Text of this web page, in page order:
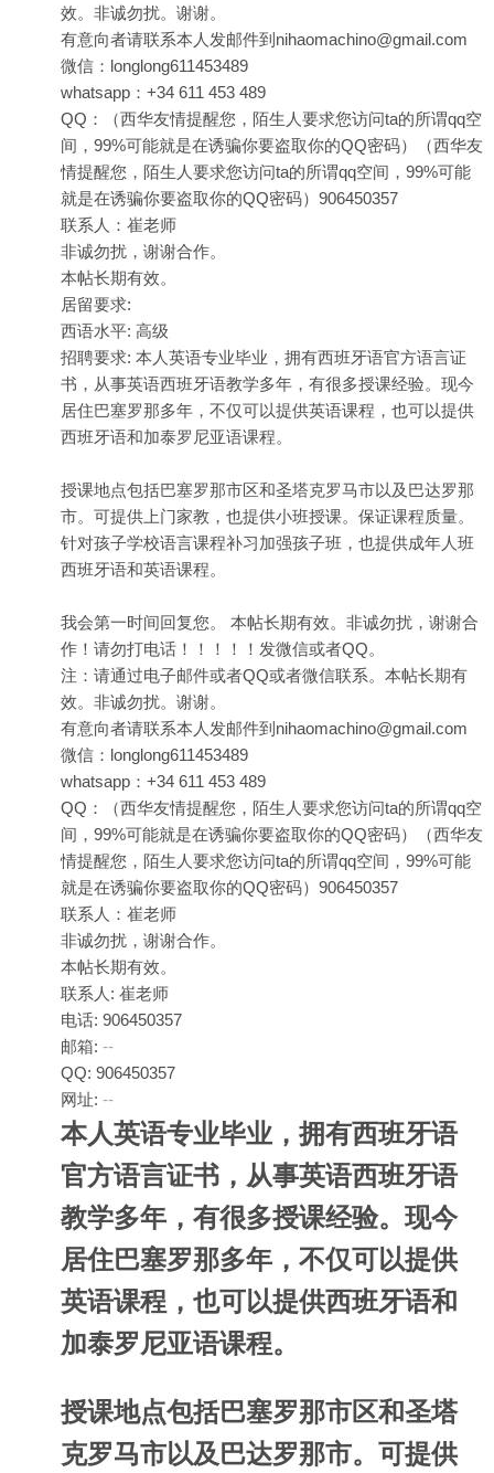
效。非诚勿扰。谢谢。
有意向者请联系本人发邮件到nihaomachino@gmail.com
微信：longlong611453489
whatsapp：+34 611 453 489
QQ：（西华友情提醒您，陌生人要求您访问ta的所谓qq空
间，99%可能就是在诱骗你要盗取你的QQ密码）（西华友
情提醒您，陌生人要求您访问ta的所谓qq空间，99%可能
就是在诱骗你要盗取你的QQ密码）906450357
联系人：崔老师
非诚勿扰，谢谢合作。
本帖长期有效。
居留要求:
西语水平: 高级
招聘要求: 本人英语专业毕业，拥有西班牙语官方语言证
书，从事英语西班牙语教学多年，有很多授课经验。现今
居住巴塞罗那多年，不仅可以提供英语课程，也可以提供
西班牙语和加泰罗尼亚语课程。
授课地点包括巴塞罗那市区和圣塔克罗马市以及巴达罗那
市。可提供上门家教，也提供小班授课。保证课程质量。
针对孩子学校语言课程补习加强孩子班，也提供成年人班
西班牙语和英语课程。
我会第一时间回复您。 本帖长期有效。非诚勿扰，谢谢合
作！请勿打电话！！！！！发微信或者QQ。
注：请通过电子邮件或者QQ或者微信联系。本帖长期有
效。非诚勿扰。谢谢。
有意向者请联系本人发邮件到nihaomachino@gmail.com
微信：longlong611453489
whatsapp：+34 611 453 489
QQ：（西华友情提醒您，陌生人要求您访问ta的所谓qq空
间，99%可能就是在诱骗你要盗取你的QQ密码）（西华友
情提醒您，陌生人要求您访问ta的所谓qq空间，99%可能
就是在诱骗你要盗取你的QQ密码）906450357
联系人：崔老师
非诚勿扰，谢谢合作。
本帖长期有效。
联系人: 崔老师
电话: 906450357
邮箱: --
QQ: 906450357
网址: --
本人英语专业毕业，拥有西班牙语
官方语言证书，从事英语西班牙语
教学多年，有很多授课经验。现今
居住巴塞罗那多年，不仅可以提供
英语课程，也可以提供西班牙语和
加泰罗尼亚语课程。
授课地点包括巴塞罗那市区和圣塔
克罗马市以及巴达罗那市。可提供